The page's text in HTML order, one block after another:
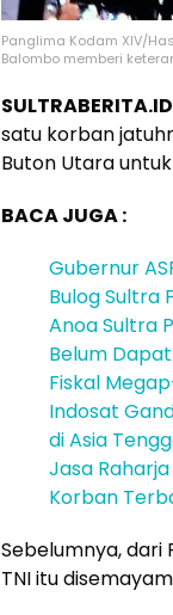
Panglima Kodam XIV/
Balombo memberi
satu korban
Buton Utara
BACA JUGA :
Gubernur
Bulog Sultra
Anoa Sultra
Belum
Fiskal
Indosat
di Asia
Jasa
Korban
Sebelumnya, dari
TNI itu